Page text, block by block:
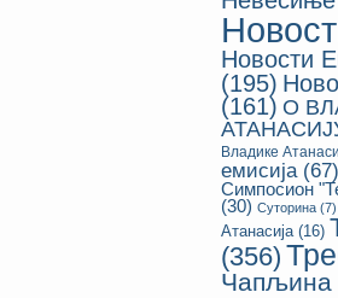
Новости
(195)
(161) О
Владике
емисија(67)
Симпосион
(30) Суторина (7)
Атанасија(16)
(356)
Чапљина